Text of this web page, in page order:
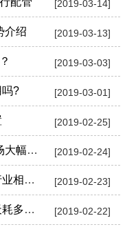
[2019-03-14]
[2019-03-13]
介绍
[2019-03-03]
[2019-03-01]
吗?
[2019-02-25]
[2019-02-24]
增长
[2019-02-23]
一览
[2019-02-22]
电？